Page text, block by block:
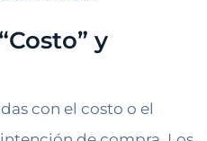
y
con el costo o el